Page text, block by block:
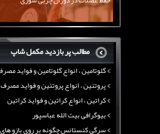
مطالب پر بازدید مکمل شاپ
چربی سوزی با چای سبز
بیوگرافی علی تبریزی
منابع پروتئینی غیر گوشتی
آرژنین ، فواید آرژنین و نقش آرژنین در
گلوتامین ، انواع گلوتامین و فواید
پروتئین ، انواع پروتئین و فواید
کراتین ، انواع کراتین و فواید کراتین
بیوگرافی بیت الله عباسپور
سرگی کنستانس چگونه بر روی بازو های